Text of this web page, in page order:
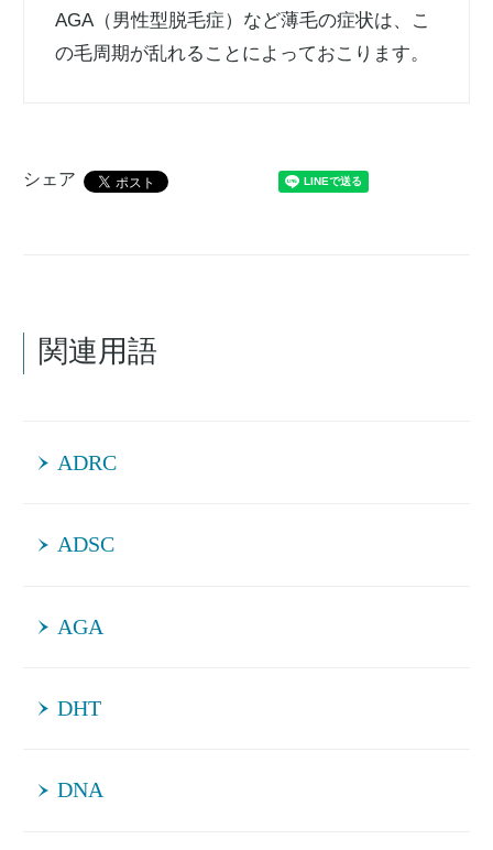
AGA（男性型脱毛症）など薄毛の症状は、こ
の毛周期が乱れることによっておこります。
シェア
関連用語
ADRC
ADSC
AGA
DHT
DNA